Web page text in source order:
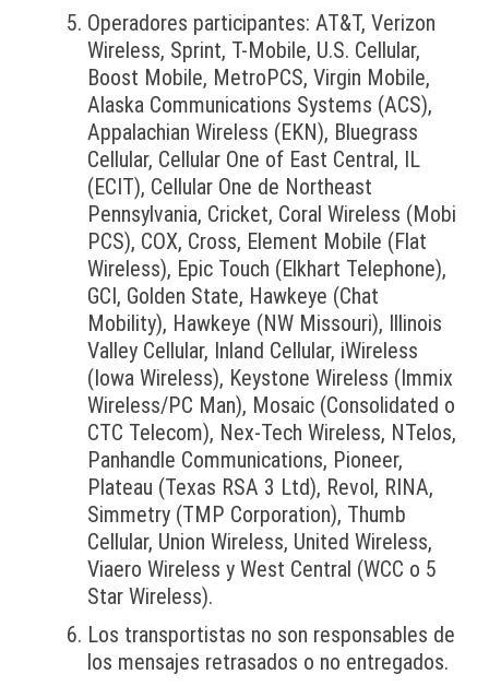
Operadores participantes: AT&T, Verizon
Wireless, Sprint, T-Mobile, U.S. Cellular,
Boost Mobile, MetroPCS, Virgin Mobile,
Alaska Communications Systems (ACS),
Appalachian Wireless (EKN), Bluegrass
Cellular, Cellular One of East Central, IL
(ECIT), Cellular One de Northeast
Pennsylvania, Cricket, Coral Wireless (Mobi
PCS), COX, Cross, Element Mobile (Flat
Wireless), Epic Touch (Elkhart Telephone),
GCI, Golden State, Hawkeye (Chat
Mobility), Hawkeye (NW Missouri), Illinois
Valley Cellular, Inland Cellular, iWireless
(Iowa Wireless), Keystone Wireless (Immix
Wireless/PC Man), Mosaic (Consolidated o
CTC Telecom), Nex-Tech Wireless, NTelos,
Panhandle Communications, Pioneer,
Plateau (Texas RSA 3 Ltd), Revol, RINA,
Simmetry (TMP Corporation), Thumb
Cellular, Union Wireless, United Wireless,
Viaero Wireless y West Central (WCC o 5
Star Wireless).
Los transportistas no son responsables de
los mensajes retrasados o no entregados.